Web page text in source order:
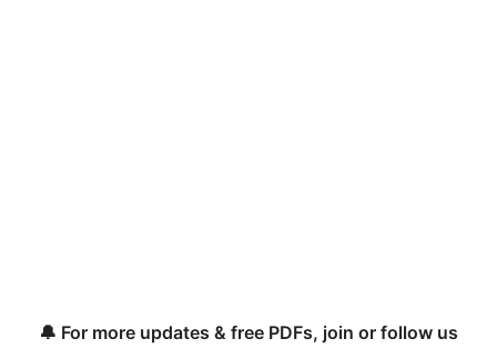
🔔 For more updates & free PDFs, join or follow us